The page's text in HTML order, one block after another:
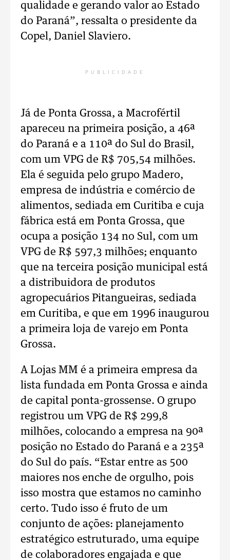
qualidade e gerando valor ao Estado
do Paraná”, ressalta o presidente da
Copel, Daniel Slaviero.
PUBLICIDADE
Já de Ponta Grossa, a Macrofértil
apareceu na primeira posição, a 46ª
do Paraná e a 110ª do Sul do Brasil,
com um VPG de R$ 705,54 milhões.
Ela é seguida pelo grupo Madero,
empresa de indústria e comércio de
alimentos, sediada em Curitiba e cuja
fábrica está em Ponta Grossa, que
ocupa a posição 134 no Sul, com um
VPG de R$ 597,3 milhões; enquanto
que na terceira posição municipal está
a distribuidora de produtos
agropecuários Pitangueiras, sediada
em Curitiba, e que em 1996 inaugurou
a primeira loja de varejo em Ponta
Grossa.
A Lojas MM é a primeira empresa da
lista fundada em Ponta Grossa e ainda
de capital ponta-grossense. O grupo
registrou um VPG de R$ 299,8
milhões, colocando a empresa na 90ª
posição no Estado do Paraná e a 235ª
do Sul do país. “Estar entre as 500
maiores nos enche de orgulho, pois
isso mostra que estamos no caminho
certo. Tudo isso é fruto de um
conjunto de ações: planejamento
estratégico estruturado, uma equipe
de colaboradores engajada e que